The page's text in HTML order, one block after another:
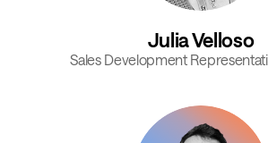
Julia Velloso
Sales Development